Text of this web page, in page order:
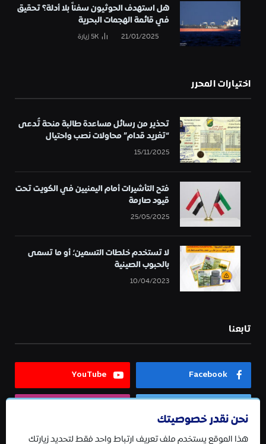
هل استهدف الحوثيون سفناً بلا أدلة؟ تحقيق
في قائمة الهجمات البحرية
21/01/2025
5Kزيارة
اختيارات المحرر
تحذير من رسائل مساعدة طالبة منحة تُدعى
“تغريد قدام” محاولات نصب واحتيال
15/11/2025
فتح التأشيرات أمام اليمنيين في الكويت تحت
قيود صارمة
25/05/2025
لا تستخدم خلطات التسمين؛ أو ما تسمى
بالحبوب الصينية
10/04/2023
تابعنا
Facebook
YouTube
Telegram
نحن نقدر خصوصيتك
هذا الموقع يستخدم ملف تعريف ارتباط واحد فقط لتحديد زيارتك